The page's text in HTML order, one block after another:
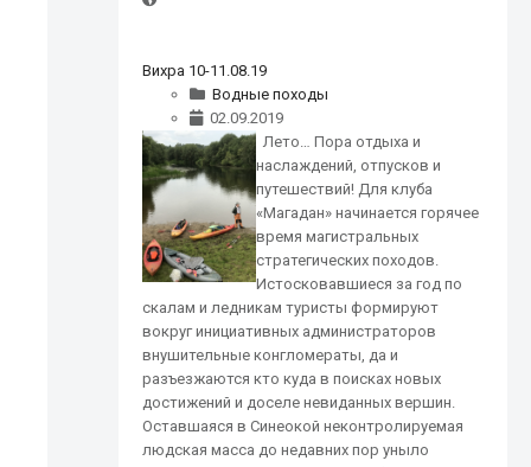
Вихра 10-11.08.19
Водные походы
02.09.2019
Лето… Пора отдыха и
наслаждений, отпусков и
путешествий! Для клуба
«Магадан» начинается горячее
время магистральных
стратегических походов.
Истосковавшиеся за год по
скалам и ледникам туристы формируют
вокруг инициативных администраторов
внушительные конгломераты, да и
разъезжаются кто куда в поисках новых
достижений и доселе невиданных вершин.
Оставшаяся в Синеокой неконтролируемая
людская масса до недавних пор уныло